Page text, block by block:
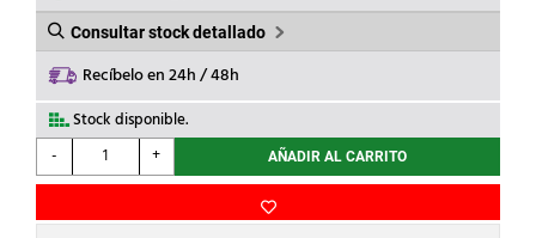
Consultar stock detallado
Recíbelo en 24h / 48h
Stock disponible.
-
GEWISS
-
SYSTEM
+ AÑADIR AL CARRITO